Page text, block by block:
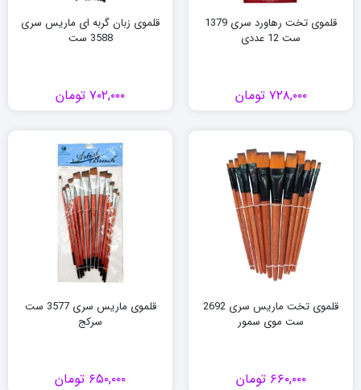
قلموی تخت رهاورد سری 1379
ست 12 عددی
۷۲۸,۰۰۰ تومان
قلموی زبان گربه ای ماریس سری
3588 ست
۷۰۲,۰۰۰ تومان
قلموی تخت ماریس سری 2692
ست موی سمور
۶۶۰,۰۰۰ تومان
قلموی ماریس سری 3577 ست
سرکج
۶۵۰,۰۰۰ تومان